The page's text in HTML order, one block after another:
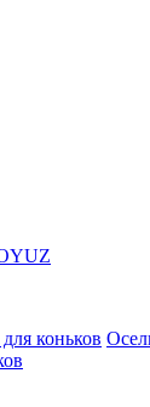
коньков